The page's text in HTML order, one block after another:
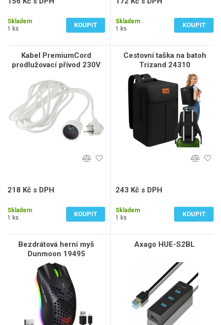
Skladem
1 ks
KOUPIT
Skladem
1 ks
KOUPIT
Kabel PremiumCord
prodlužovací přívod 230V
218 Kč s DPH
Skladem
1 ks
KOUPIT
Cestovní taška na batoh
Trizand 24310
243 Kč s DPH
Skladem
1 ks
KOUPIT
Bezdrátová herní myš
Dunmoon 19495
Axago HUE-S2BL